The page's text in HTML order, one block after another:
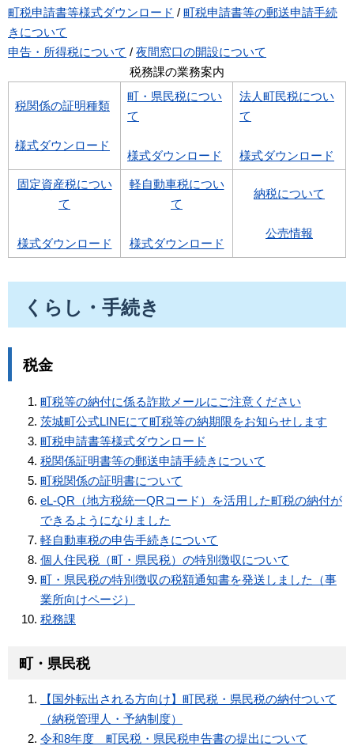
町税申請書等様式ダウンロード / 町税申請書等の郵送申請手続
きについて
申告・所得税について / 夜間窓口の開設について
税務課の業務案内
税関係の証明種類
様式ダウンロード
町・県民税につい
て
様式ダウンロード
法人町民税につい
て
様式ダウンロード
固定資産税につい
て
様式ダウンロード
軽自動車税につい
て
様式ダウンロード
納税について
公売情報
くらし・手続き
税金
町税等の納付に係る詐欺メールにご注意ください
茨城町公式LINEにて町税等の納期限をお知らせします
町税申請書等様式ダウンロード
税関係証明書等の郵送申請手続きについて
町税関係の証明書について
eL-QR（地方税統一QRコード）を活用した町税の納付が
できるようになりました
軽自動車税の申告手続きについて
個人住民税（町・県民税）の特別徴収について
町・県民税の特別徴収の税額通知書を発送しました（事
業所向けページ）
税務課
町・県民税
【国外転出される方向け】町民税・県民税の納付ついて
（納税管理人・予納制度）
令和8年度 町民税・県民税申告書の提出について